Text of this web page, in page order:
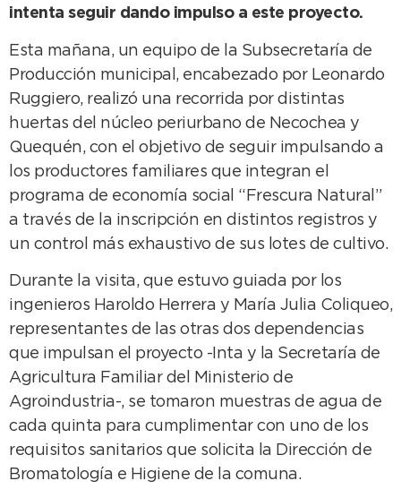
intenta seguir dando impulso a este proyecto.
Esta mañana, un equipo de la Subsecretaría de
Producción municipal, encabezado por Leonardo
Ruggiero, realizó una recorrida por distintas
huertas del núcleo periurbano de Necochea y
Quequén, con el objetivo de seguir impulsando a
los productores familiares que integran el
programa de economía social “Frescura Natural”
a través de la inscripción en distintos registros y
un control más exhaustivo de sus lotes de cultivo.
Durante la visita, que estuvo guiada por los
ingenieros Haroldo Herrera y María Julia Coliqueo,
representantes de las otras dos dependencias
que impulsan el proyecto -Inta y la Secretaría de
Agricultura Familiar del Ministerio de
Agroindustria-, se tomaron muestras de agua de
cada quinta para cumplimentar con uno de los
requisitos sanitarios que solicita la Dirección de
Bromatología e Higiene de la comuna.